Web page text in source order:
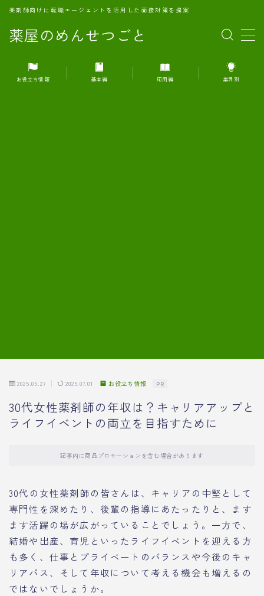
薬屋のめんせつごと
薬剤師向けに転職エージェントを活用した面接対策を提案
MENU
1.転職エージェントとは何か？
お役立ち情報 基本編 応用編 業界別
2025.05.27 2025.07.01 お役立ち情報 PR
30代女性薬剤師の年収は？キャリアアップと
ライフイベントの両立を目指すために
記事内に商品プロモーションを含む場合があります
30代の女性薬剤師の皆さんは、キャリアの中堅として
専門性を深めたり、後輩の指導にあたったりと、ます
ます活躍の場が広がっていることでしょう。一方で、
結婚や出産、育児といったライフイベントを迎える方
も多く、仕事とプライベートのバランスや今後のキャ
リアパス、そして年収について考える機会も増えるの
ではないでしょうか。